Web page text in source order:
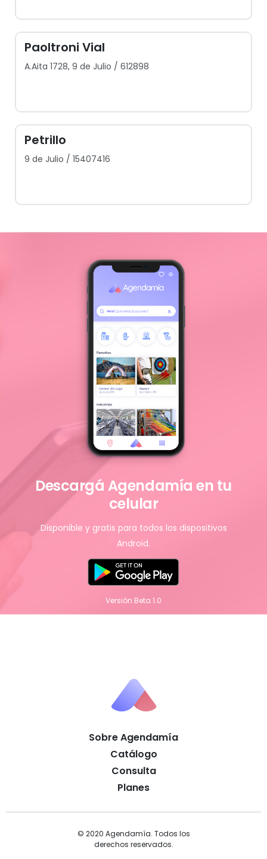
Paoltroni Vial
A.Aita 1728, 9 de Julio / 612898
Petrillo
9 de Julio / 15407416
Descargá Agendamía en tu
celular
Disponible y gratis para todos los dispositivos
Android.
Versión Beta 1.0
Sobre Agendamía
Catálogo
Consulta
Planes
© 2020 Agendamía. Todos los
derechos reservados.